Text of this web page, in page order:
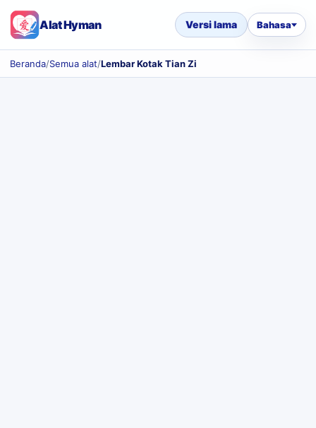
Alat Hyman Versi lama Bahasa
Beranda/Semua alat/Lembar Kotak Tian Zi